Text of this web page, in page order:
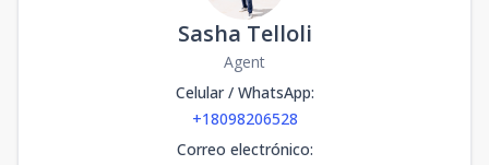
Sasha Telloli
Agent
Celular / WhatsApp:
+18098206528
Correo electrónico: